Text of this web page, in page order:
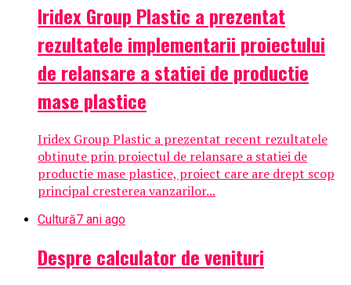
Iridex Group Plastic a prezentat
rezultatele implementarii proiectului
de relansare a statiei de productie
mase plastice
Iridex Group Plastic a prezentat recent rezultatele
obtinute prin proiectul de relansare a statiei de
productie mase plastice, proiect care are drept scop
principal cresterea vanzarilor...
Cultură7 ani ago
Despre calculator de venituri